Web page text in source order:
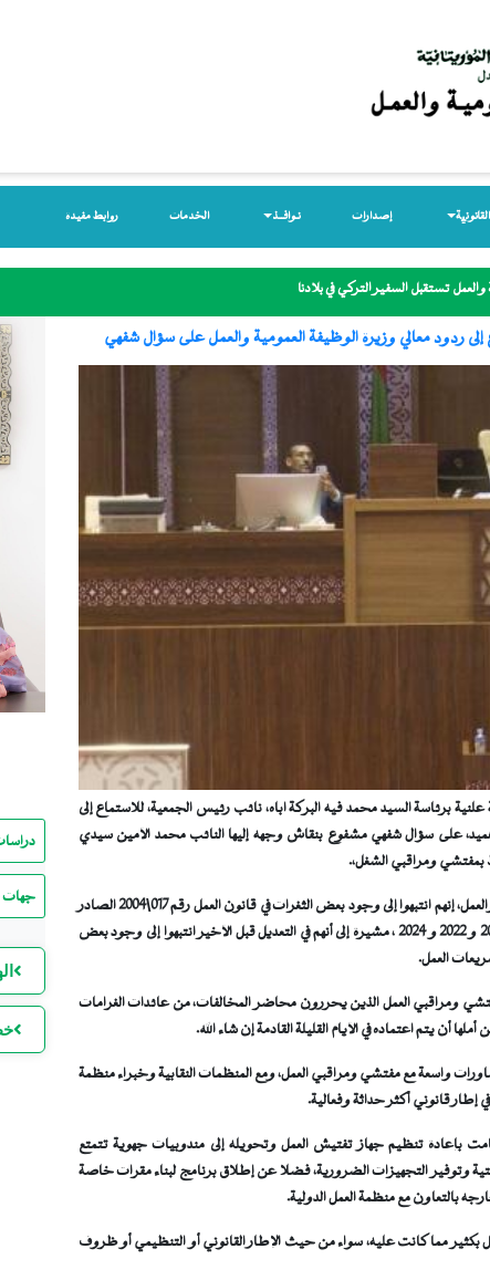
إصدارات نـوافــذ الخدمات روابط مفيدة
تستقبل السفير التركي في بلادنا
ردود معالي وزيرة الوظيفة العمومية والعمل على سؤال شفهي
الوطنية مساء اليوم الخميس 2 يوليو 2026، جلسة علنية برئاسة السيد محمد فيه البركة اباه، نائب رئيس الجمعية، للاستماع إلى
هميد، على سؤال شفهي مشفوع بنقاش وجهه إليها النائب محمد الأمين سيدي
بمفتشي ومراقبي الشغل،.
وفي سياق ردها على السؤال، قالت معالي وزيرة الوظيفة العمومية والعمل، إنهم انتبهوا إلى وجود بعض الثغرات في قانون العمل رقم 017\2004 الصادر
بتاريخ 6 يوليو 2004 والذي تم تعديله على التوالي: سنة 2009 و 2013 و 2022 و 2024 ، مشيرة إلى أنهم في التعديل قبل الأخير انتبهوا إلى وجود بعض
العمل.
ومراقبي العمل الذين يحررون محاضر المخالفات، من عائدات الغرامات
أن يتم اعتماده في الأيام القليلة القادمة إن شاء الله.
واسعة مع مفتشي ومراقبي العمل، ومع المنظمات النقابية وخبراء منظمة
إطار قانوني أكثر حداثة وفعالية.
بإعادة تنظيم جهاز تفتيش العمل وتحويله إلى مندوبيات جهوية تتمتع
وتوفير التجهيزات الضرورية، فضلا عن إطلاق برنامج لبناء مقرات خاصة
بالتعاون مع منظمة العمل الدولية.
مما كانت عليه، سواء من حيث الإطار القانوني أو التنظيمي أو ظروف
جهات